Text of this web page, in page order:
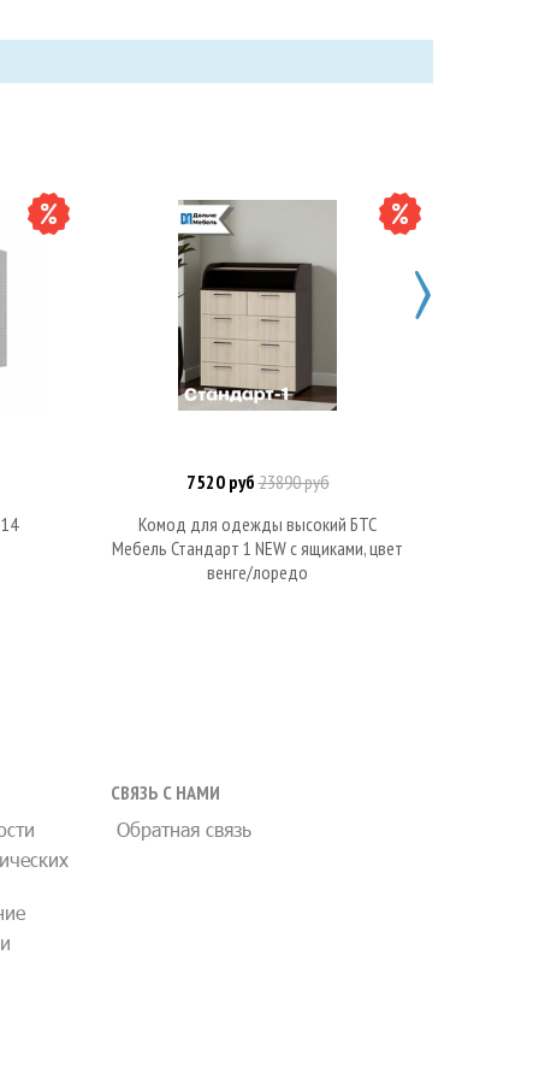
В корзину
7520 руб23890 руб
Комод для одежды высокий БТС
Мебель Стандарт 1 NEW с ящиками, цвет
венге/лоредо
СВЯЗЬ С НАМИ
Обратная связь